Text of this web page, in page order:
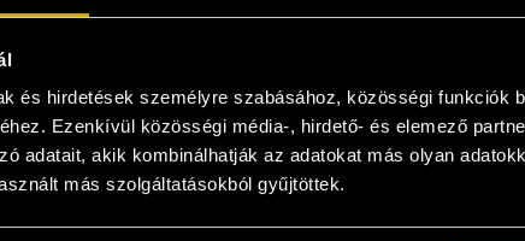
és hirdetések személyre szabásához, közösségi funkciók
Ezenkívül közösségi média-, hirdető- és elemező
adatait, akik kombinálhatják az adatokat más olyan
más szolgáltatásokból gyűjtöttek.